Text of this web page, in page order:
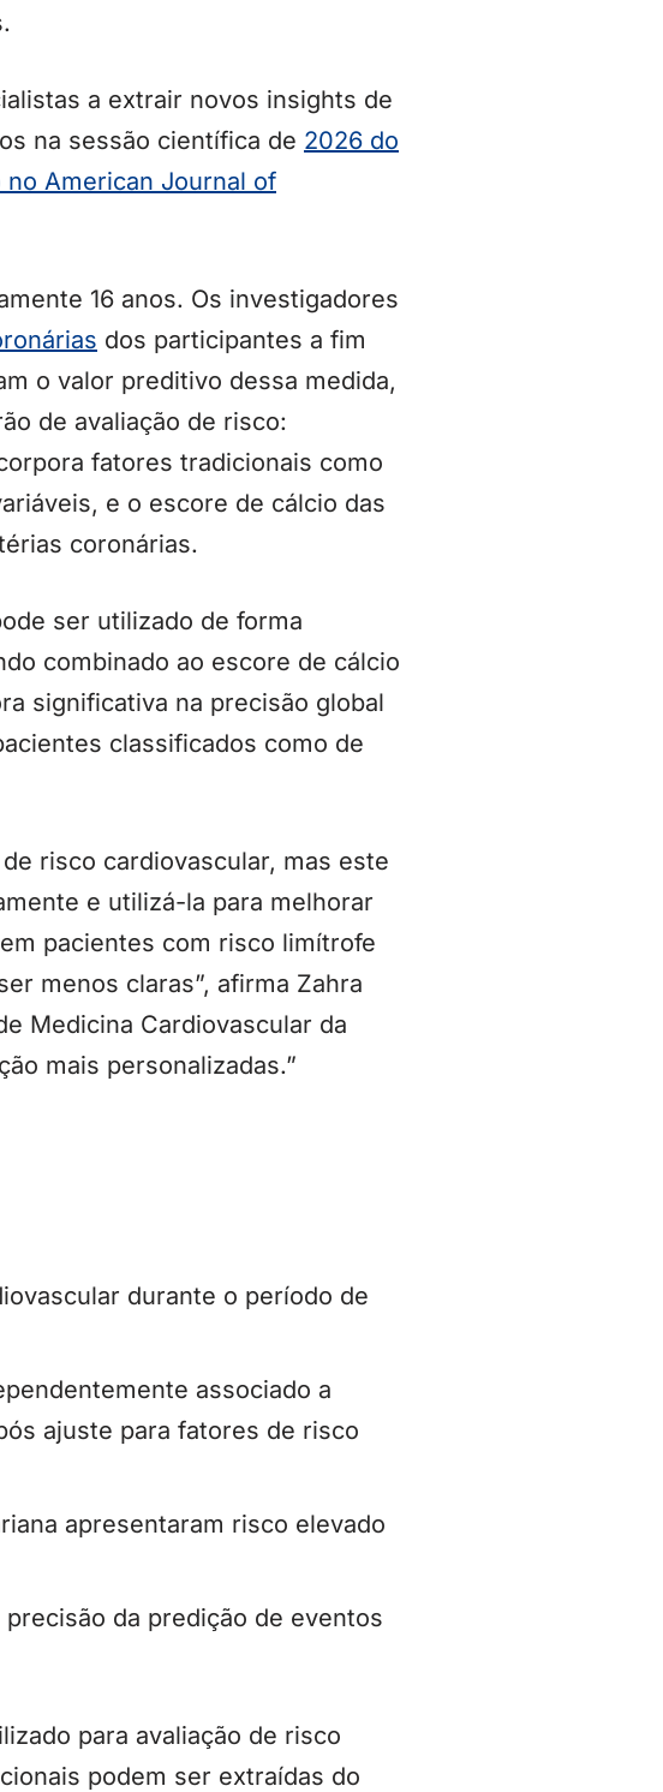
a extrair novos insights de
na sessão científica de 2026 do
no American Journal of
16 anos. Os investigadores
dos participantes a fim
o valor preditivo dessa medida,
de avaliação de risco:
fatores tradicionais como
e o escore de cálcio das
coronárias.
ser utilizado de forma
combinado ao escore de cálcio
significativa na precisão global
classificados como de
risco cardiovascular, mas este
e utilizá-la para melhorar
pacientes com risco limítrofe
menos claras”, afirma Zahra
Medicina Cardiovascular da
mais personalizadas.”
durante o período de
associado a
ajuste para fatores de risco
apresentaram risco elevado
da predição de eventos
para avaliação de risco
podem ser extraídas do